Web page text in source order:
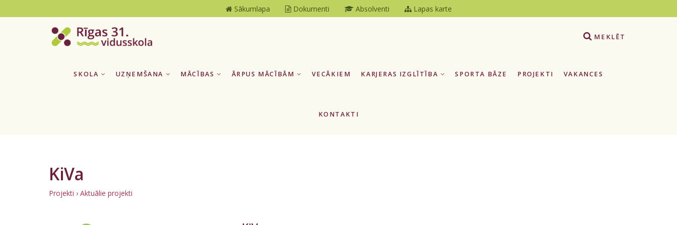
Sākumlapa Dokumenti Absolventi Lapas karte
MEKLĒT
SKOLA UZŅEMŠANA MĀCĪBAS ĀRPUS MĀCĪBĀM VECĀKIEM KARJERAS IZGLĪTĪBA SPORTA BĀZE PROJEKTI VAKANCES
KONTAKTI
KiVa
Projekti › Aktuālie projekti